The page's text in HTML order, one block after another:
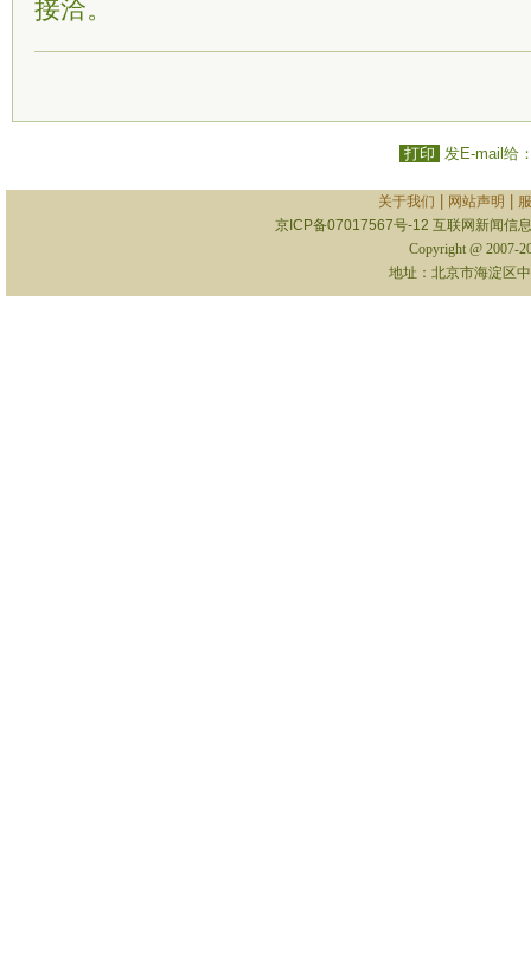
接洽。
打印 发E-mail给
关于我们 网站声明
京ICP备07017567号-12 互联网新闻信
Copyright @ 2007-
地址：北京市海淀区